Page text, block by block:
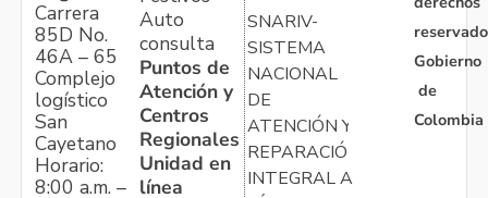
Carrera
85D No.
46A – 65
Complejo
logístico
San
Cayetano
Horario:
8:00 a.m. –
Auto
consulta
Puntos de
Atención y
Centros
Regionales
Unidad en
línea
SNARIV-
SISTEMA
NACIONAL
DE
ATENCIÓN Y
REPARACIÓN
INTEGRAL A
Gobierno
de
Colombia